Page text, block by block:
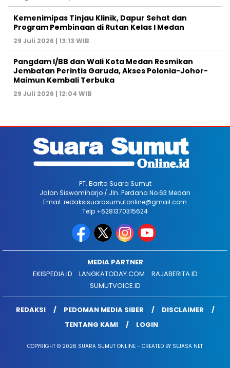
Kemenimipas Tinjau Klinik, Dapur Sehat dan
Program Pembinaan di Rutan Kelas I Medan
29 Juli 2026 | 13:13 WIB
Pangdam I/BB dan Wali Kota Medan Resmikan
Jembatan Perintis Garuda, Akses Polonia-Johor-
Maimun Kembali Terbuka
29 Juli 2026 | 12:04 WIB
PT. Barita Suara Sumut
Jalan Siswomiharjo / Jln. Perdana No.63 Medan
Email: redaksisuarasumutonline@gmail.com
Telp +6281370315624
MEDIA PARTNER
EKISPEDIA.ID
LANGKATODAY.COM
RAJABERITA.ID
SUMUTVOICE.ID
REDAKSI PEDOMAN MEDIA SIBER
DISCLAIMER
TENTANG KAMI
LOGIN
COPYRIGHT © 2026 SUARA SUMUT ONLINE - CREATED BY SEJASA NET